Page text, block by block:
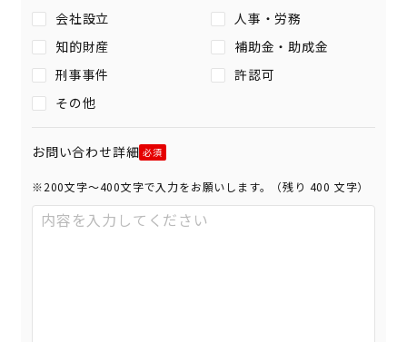
会社設立
人事・労務
知的財産
補助金・助成金
刑事事件
許認可
その他
お問い合わせ詳細
※200文字〜400文字で入力をお願いします。（残り 400 文字）